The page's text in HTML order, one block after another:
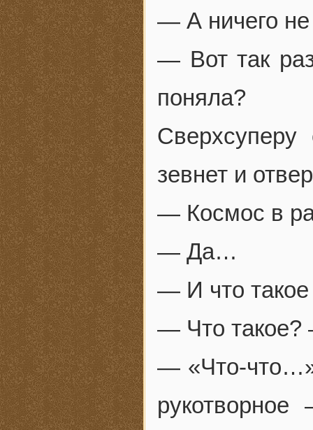
— А ничего
— Вот так
поняла?
Сверхсуперу
зевнет и
— Космос в
— Да…
— И что
— Что такое?
— «Что-что…»